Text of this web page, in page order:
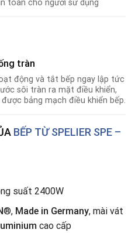
toàn cho người sử dụng
tràn
động và tắt bếp ngay lập tức
sôi tràn ra mặt điều khiển,
bảng mạch điều khiển bếp.
BẾP TỪ SPELIER SPE –
suất 2400W
®, Made in Germany, mài vát
cao cấp